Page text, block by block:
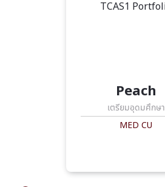
Peach
เตรียมอุดมศึกษา
MED CU